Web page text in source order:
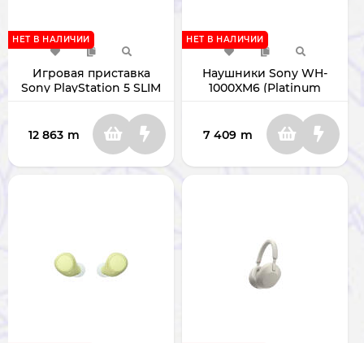
Игровая приставка
Sony PlayStation 5 SLIM
НЕТ В НАЛИЧИИ
12 863 m
Наушники Sony WH-
1000XM6 (Platinum
НЕТ В НАЛИЧИИ
7 409 m